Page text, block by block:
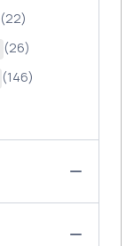
(22)
(26)
(146)